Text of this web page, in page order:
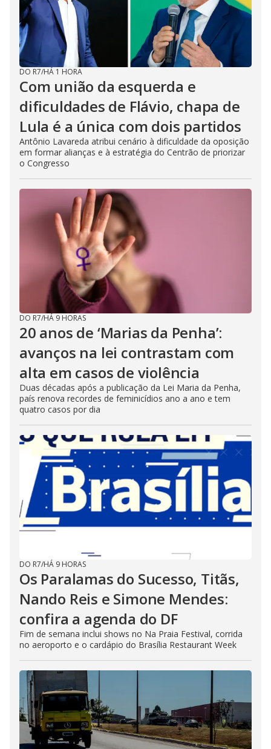
DO R7/HÁ 1 HORA
Com união da esquerda e
dificuldades de Flávio, chapa de
Lula é a única com dois partidos
Antônio Lavareda atribui cenário à dificuldade da oposição
em formar alianças e à estratégia do Centrão de priorizar
o Congresso
DO R7/HÁ 9 HORAS
20 anos de ‘Marias da Penha’:
avanços na lei contrastam com
alta em casos de violência
Duas décadas após a publicação da Lei Maria da Penha,
país renova recordes de feminicídios ano a ano e tem
quatro casos por dia
DO R7/HÁ 9 HORAS
Os Paralamas do Sucesso, Titãs,
Nando Reis e Simone Mendes:
confira a agenda do DF
Fim de semana inclui shows no Na Praia Festival, corrida
no aeroporto e o cardápio do Brasília Restaurant Week